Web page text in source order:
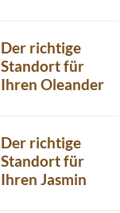
Der richtige
Standort für
Ihren Oleander
Der richtige
Standort für
Ihren Jasmin